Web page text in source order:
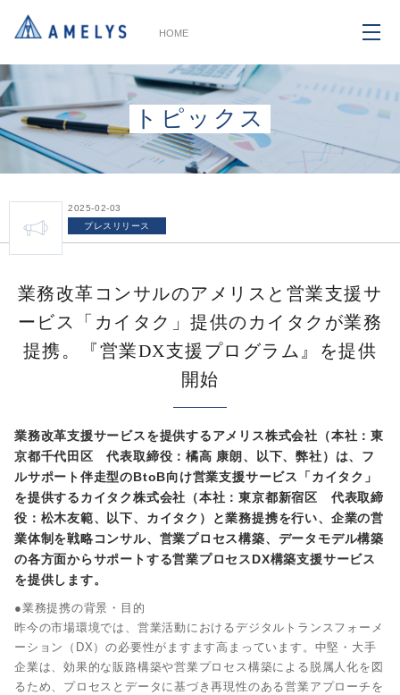
HOME
トピックス
2025-02-03
プレスリリース
業務改革コンサルのアメリスと営業支援サ
ービス「カイタク」提供のカイタクが業務
提携。『営業DX支援プログラム』を提供
開始
業務改革支援サービスを提供するアメリス株式会社（本社：東
京都千代田区 代表取締役：橘高 康朗、以下、弊社）は、フ
ルサポート伴走型のBtoB向け営業支援サービス「カイタク」
を提供するカイタク株式会社（本社：東京都新宿区 代表取締
役：松木友範、以下、カイタク）と業務提携を行い、企業の営
業体制を戦略コンサル、営業プロセス構築、データモデル構築
の各方面からサポートする営業プロセスDX構築支援サービス
を提供します。
●業務提携の背景・目的
昨今の市場環境では、営業活動におけるデジタルトランスフォーメ
ーション（DX）の必要性がますます高まっています。中堅・大手
企業は、効果的な販路構築や営業プロセス構築による脱属人化を図
るため、プロセスとデータに基づき再現性のある営業アプローチを